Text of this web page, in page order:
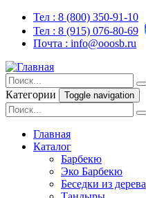
Тел : 8 (800) 350-91-10
Тел : 8 (915) 076-80-69
Почта : info@ooosb.ru
Категории Toggle navigation
Главная
Каталог
Барбекю
Эко Барбекю
Беседки из дерева